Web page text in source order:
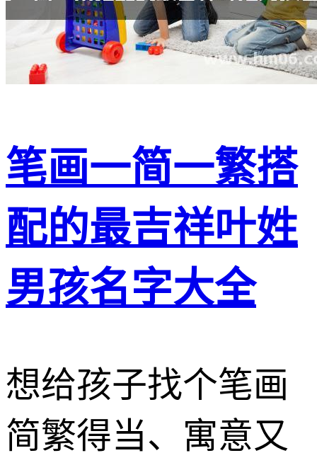
笔画一简一繁搭
配的最吉祥叶姓
男孩名字大全
想给孩子找个笔画
简繁得当、寓意又